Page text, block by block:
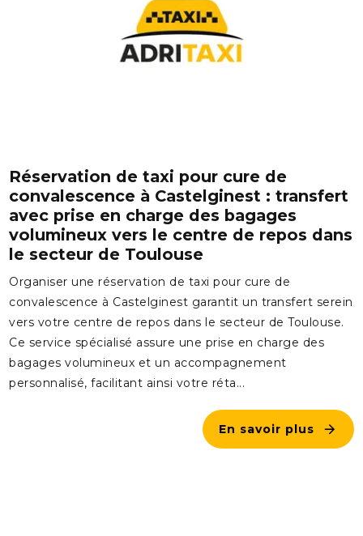
Réservation de taxi pour cure de
convalescence à Castelginest : transfert
avec prise en charge des bagages
volumineux vers le centre de repos dans
le secteur de Toulouse
Organiser une réservation de taxi pour cure de
convalescence à Castelginest garantit un transfert serein
vers votre centre de repos dans le secteur de Toulouse.
Ce service spécialisé assure une prise en charge des
bagages volumineux et un accompagnement
personnalisé, facilitant ainsi votre réta...
En savoir plus